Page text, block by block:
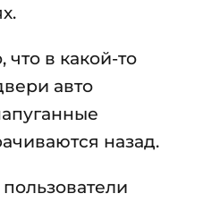
что в какой-то
авто
назад.